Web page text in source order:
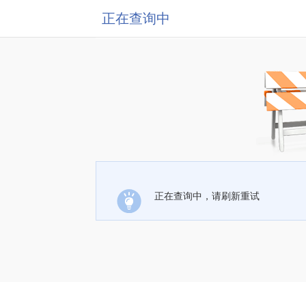
正在查询中
正在查询中，请刷新重试